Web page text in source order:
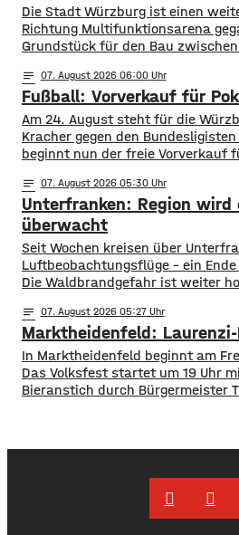
Die Stadt Würzburg ist einen
Richtung Multifunktionsarena
Grundstück für den Bau
bei Instagram mitgeteilt hat, ist
unterschrieben. In Anlehnung an
der ersten Mondlandung sagt
notes 07. August 2026 06:00
Fußball: Vorverkauf für
Am 24. August steht für die
Kracher gegen den
beginnt nun der freie Vorverkauf
Freitagmittag 12 Uhr, können aber
Für das Spiel gegen die
wird eine große Kulisse
notes 07. August 2026 05:30
Unterfranken: Region
überwacht
​​Seit Wochen kreisen über
Luftbeobachtungsflüge – ein
Die Waldbrandgefahr ist weiter
finden deshalb am Wochenende
Die Flugzeuge halten dabei
Brandherden. ​Die Situation
in den Wäldern, sondern
notes 07. August 2026 05:27
Marktheidenfeld:
In Marktheidenfeld beginnt am
Das Volksfest startet um 19 Uhr
Bieranstich durch Bürgermeister